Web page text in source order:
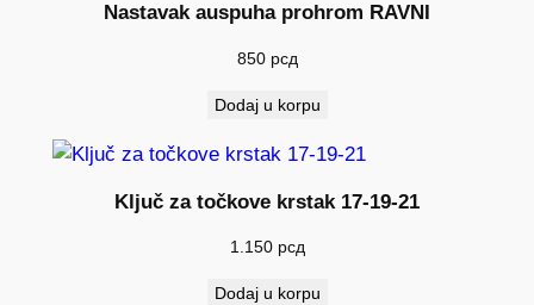
Nastavak auspuha prohrom RAVNI
850 рсд
Dodaj u korpu
Ključ za točkove krstak 17-19-21
1.150 рсд
Dodaj u korpu